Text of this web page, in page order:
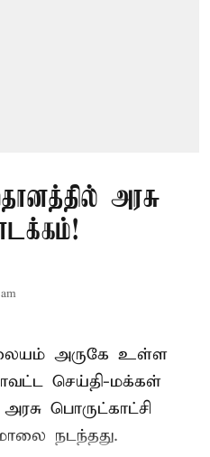
அரசு
அருகே உள்ள
செய்தி-மக்கள்
பொருட்காட்சி
நடந்தது.